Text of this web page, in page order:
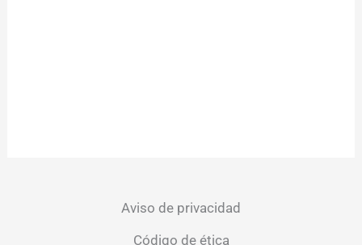
Aviso de privacidad
Código de ética